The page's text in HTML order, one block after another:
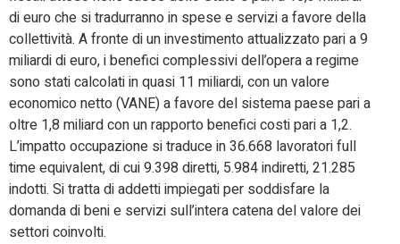
di euro che si tradurranno in spese e servizi a favore della
collettività. A fronte di un investimento attualizzato pari a 9
miliardi di euro, i benefici complessivi dell’opera a regime
sono stati calcolati in quasi 11 miliardi, con un valore
economico netto (VANE) a favore del sistema paese pari a
oltre 1,8 miliard con un rapporto benefici costi pari a 1,2.
L’impatto occupazione si traduce in 36.668 lavoratori full
time equivalent, di cui 9.398 diretti, 5.984 indiretti, 21.285
indotti. Si tratta di addetti impiegati per soddisfare la
domanda di beni e servizi sull’intera catena del valore dei
settori coinvolti.